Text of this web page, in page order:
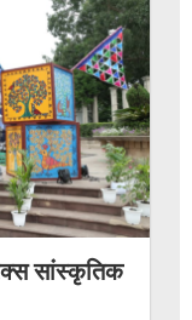
सांस्कृतिक